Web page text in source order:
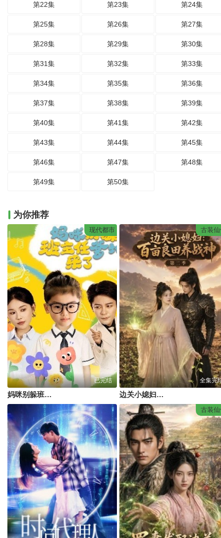
第22集 第23集 第24集
第25集 第26集 第27集
第28集 第29集 第30集
第31集 第32集 第33集
第34集 第35集 第36集
第37集 第38集 第39集
第40集 第41集 第42集
第43集 第44集 第45集
第46集 第47集 第48集
第49集 第50集
为你推荐
现代都市
已完结
妈咪别躲班主任爹地来了
古装
全集完
边关小媳妇：百亩良田养战神第二季
古装